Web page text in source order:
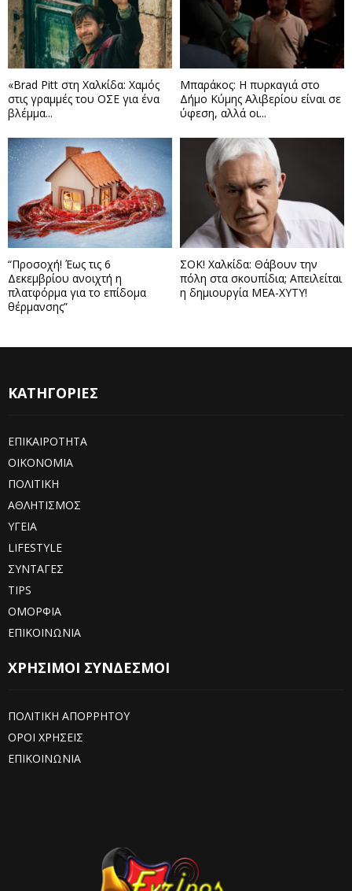
«Brad Pitt στη Χαλκίδα: Χαμός
στις γραμμές του ΟΣΕ για ένα
βλέμμα...
Μπαράκος: Η πυρκαγιά στο
Δήμο Κύμης Αλιβερίου είναι σε
ύφεση, αλλά οι...
“Προσοχή! Έως τις 6
Δεκεμβρίου ανοιχτή η
πλατφόρμα για το επίδομα
θέρμανσης”
ΣΟΚ! Χαλκίδα: Θάβουν την
πόλη στα σκουπίδια; Απειλείται
η δημιουργία ΜΕΑ-ΧΥΤΥ!
ΚΑΤΗΓΟΡΙΕΣ
ΕΠΙΚΑΙΡΟΤΗΤΑ
ΟΙΚΟΝΟΜΙΑ
ΠΟΛΙΤΙΚΗ
ΑΘΛΗΤΙΣΜΟΣ
ΥΓΕΙΑ
LIFESTYLE
ΣΥΝΤΑΓΕΣ
TIPS
ΟΜΟΡΦΙΑ
ΕΠΙΚΟΙΝΩΝΙΑ
ΧΡΗΣΙΜΟΙ ΣΥΝΔΕΣΜΟΙ
ΠΟΛΙΤΙΚΗ ΑΠΟΡΡΗΤΟΥ
ΟΡΟΙ ΧΡΗΣΕΙΣ
ΕΠΙΚΟΙΝΩΝΙΑ